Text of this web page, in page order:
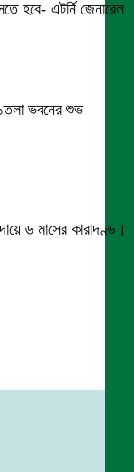
হবে- এটর্নি জেনারেল
১তলা ভবনের শুভ
৬ মাসের কারাদণ্ড।